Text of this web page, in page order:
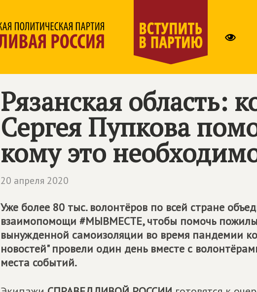
Рязанская область:
Сергея Пупкова
кому это
20 апреля 2020
Уже более 80 тыс. волонтёров по всей стране
взаимопомощи #МЫВМЕСТЕ, чтобы помочь
вынужденной самоизоляции во время пандемии
новостей" провели один день вместе с
места событий.